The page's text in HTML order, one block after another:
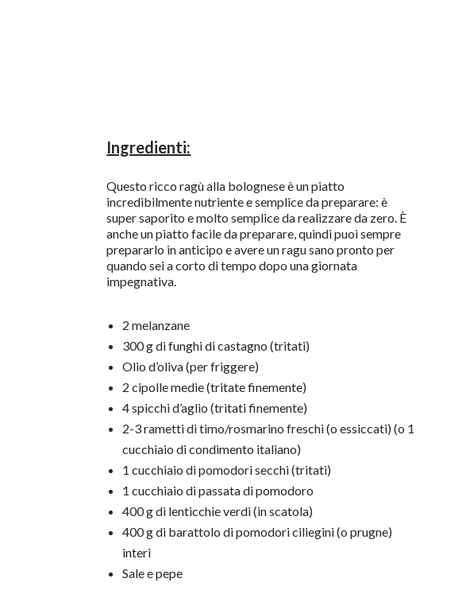
Ingredienti:
Questo ricco ragù alla bolognese è un piatto
incredibilmente nutriente e semplice da preparare: è
super saporito e molto semplice da realizzare da zero. È
anche un piatto facile da preparare, quindi puoi sempre
prepararlo in anticipo e avere un ragu sano pronto per
quando sei a corto di tempo dopo una giornata
impegnativa.
2 melanzane
300 g di funghi di castagno (tritati)
Olio d’oliva (per friggere)
2 cipolle medie (tritate finemente)
4 spicchi d’aglio (tritati finemente)
2-3 rametti di timo/rosmarino freschi (o essiccati) (o 1
cucchiaio di condimento italiano)
1 cucchiaio di pomodori secchi (tritati)
1 cucchiaio di passata di pomodoro
400 g di lenticchie verdi (in scatola)
400 g di barattolo di pomodori ciliegini (o prugne)
interi
Sale e pepe